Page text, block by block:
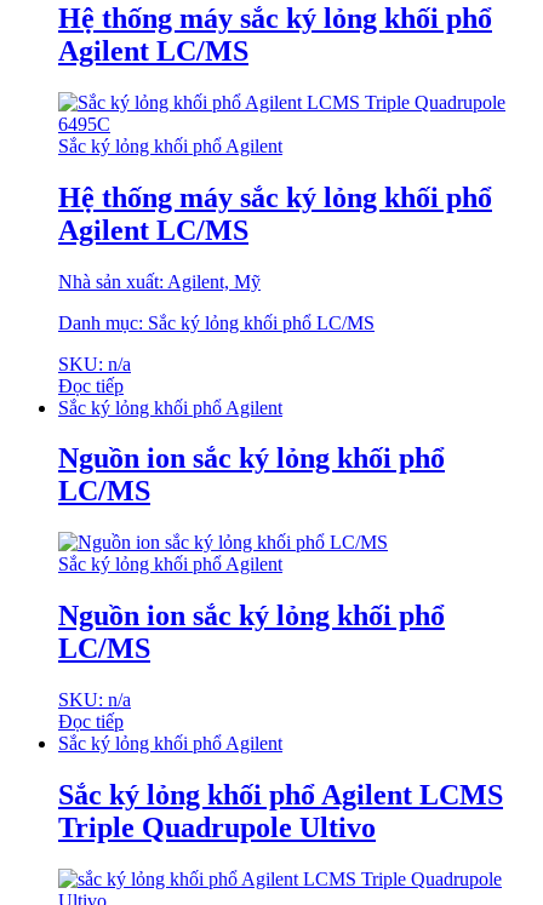
Hệ thống máy sắc ký lỏng khối phổ
Agilent LC/MS
Sắc ký lỏng khối phổ Agilent
Hệ thống máy sắc ký lỏng khối phổ
Agilent LC/MS
Nhà sản xuất: Agilent, Mỹ
Danh mục: Sắc ký lỏng khối phổ LC/MS
SKU: n/a
Đọc tiếp
Sắc ký lỏng khối phổ Agilent
Nguồn ion sắc ký lỏng khối phổ
LC/MS
Sắc ký lỏng khối phổ Agilent
Nguồn ion sắc ký lỏng khối phổ
LC/MS
SKU: n/a
Đọc tiếp
Sắc ký lỏng khối phổ Agilent
Sắc ký lỏng khối phổ Agilent LCMS
Triple Quadrupole Ultivo